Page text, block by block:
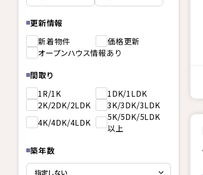
更新情報
新着物件
価格更新
オープンハウス情報あり
間取り
1R/1K
1DK/1LDK
2K/2DK/2LDK
3K/3DK/3LDK
4K/4DK/4LDK
5K/5DK/5LDK
以上
築年数